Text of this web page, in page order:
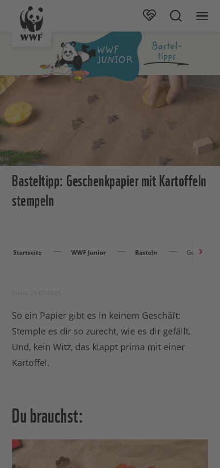
Basteltipp: Geschenkpapier mit Kartoffeln
stempeln
Startseite WWF Junior Basteln
So ein Papier gibt es in keinem Geschäft:
Stemple es dir so zurecht, wie es dir gefällt.
Und, kein Witz, das klappt prima mit einer
Kartoffel.
Du brauchst: